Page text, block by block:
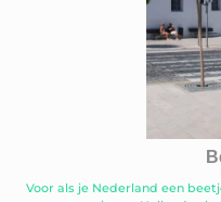
Voor als je Nederland een